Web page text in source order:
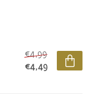
€4,99
€4,49